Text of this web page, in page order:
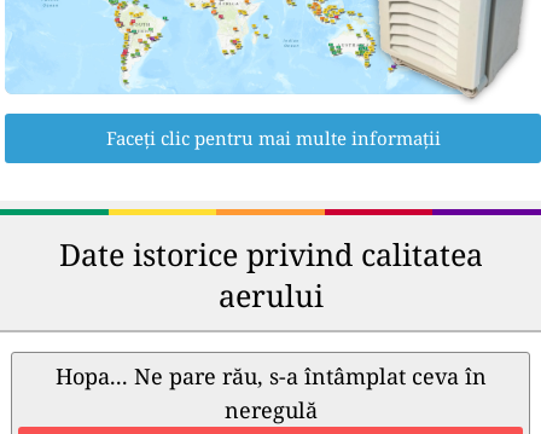
Faceți clic pentru mai multe informații
Date istorice privind calitatea
aerului
Hopa... Ne pare rău, s-a întâmplat ceva în
neregulă